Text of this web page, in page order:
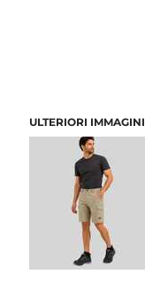
ULTERIORI IMMAGINI